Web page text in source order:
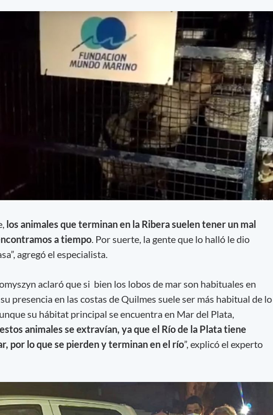
los animales que terminan en la Ribera suelen tener un mal
a tiempo. Por suerte, la gente que lo halló le dio
agregó el especialista.
aclaró que si bien los lobos de mar son habituales en
presencia en las costas de Quilmes suele ser más habitual de lo
su hábitat principal se encuentra en Mar del Plata,
animales se extravían, ya que el Río de la Plata tiene
por lo que se pierden y terminan en el río”, explicó el experto